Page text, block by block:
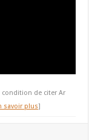
condition de citer Ar
savoir plus]